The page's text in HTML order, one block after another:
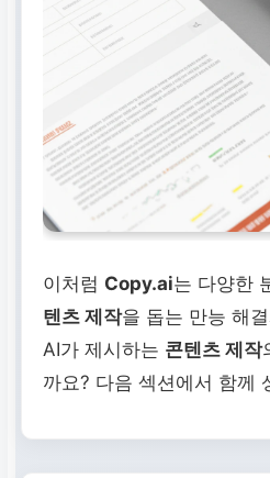
이처럼 Copy.ai는 다양한
텐츠 제작을 돕는 만능 해
AI가 제시하는 콘텐츠 제작
까요? 다음 섹션에서 함께